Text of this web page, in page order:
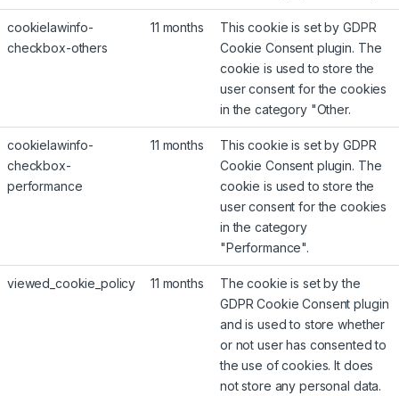
cookielawinfo-
checkbox-others
11 months
This cookie is set by GDPR
Cookie Consent plugin. The
cookie is used to store the
user consent for the cookies
in the category "Other.
cookielawinfo-
checkbox-
performance
11 months
This cookie is set by GDPR
Cookie Consent plugin. The
cookie is used to store the
user consent for the cookies
in the category
"Performance".
viewed_cookie_policy 11 months
The cookie is set by the
GDPR Cookie Consent plugin
and is used to store whether
or not user has consented to
the use of cookies. It does
not store any personal data.